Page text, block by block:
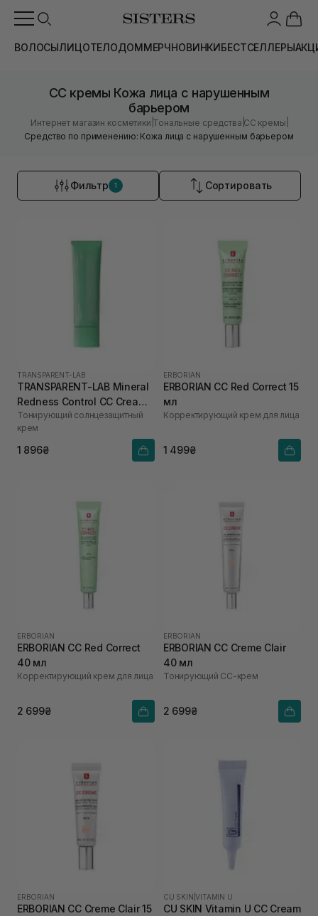
ВОЛОСЫЛИЦОТЕЛОДОММЕРЧНОВИНКИБЕСТСЕЛЛЕРЫ
CC кремы Кожа лица с нарушенным
барьером
Интернет магазин косметики |Тональные средства |CC кремы
Средство по применению: Кожа лица с нарушенным барьером
Фильтр 1 Сортировать
TRANSPARENT-LAB
TRANSPARENT-LAB Mineral
Redness Control CC Cream
SPF50 45 мл
Тонирующий солнцезащитный
крем
1 896₴
ERBORIAN
ERBORIAN CC Red Correct 15
мл
Корректирующий крем для лица
1 499₴
ERBORIAN
ERBORIAN CC Red Correct
40 мл
Корректирующий крем для лица
2 699₴
ERBORIAN
ERBORIAN CC Creme Clair
40 мл
Тонирующий СС-крем
2 699₴
ERBORIAN
ERBORIAN CC Creme Clair 15
CU SKIN |VITAMIN U
CU SKIN Vitamin U CC Cream